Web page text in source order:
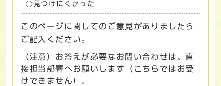
見つけにくかった
このページに関してのご意見がありましたら
ご記入ください。
（注意）お答えが必要なお問い合わせは、直
接担当部署へお願いします（こちらではお受
けできません）。